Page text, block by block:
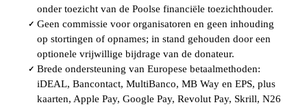
onder toezicht van de Poolse financiële toezichthouder.
✓ Geen commissie voor organisatoren en geen inhouding
op stortingen of opnames; in stand gehouden door een
optionele vrijwillige bijdrage van de donateur.
✓ Brede ondersteuning van Europese betaalmethoden:
iDEAL, Bancontact, MultiBanco, MB Way en EPS, plus
kaarten, Apple Pay, Google Pay, Revolut Pay, Skrill, N26